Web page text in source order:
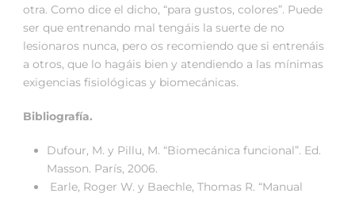
otra. Como dice el dicho, “para gustos, colores”. Puede
ser que entrenando mal tengáis la suerte de no
lesionaros nunca, pero os recomiendo que si entrenáis
a otros, que lo hagáis bien y atendiendo a las mínimas
exigencias fisiológicas y biomecánicas.
Bibliografía.
Dufour, M. y Pillu, M. “Biomecánica funcional”. Ed.
Masson. París, 2006.
Earle, Roger W. y Baechle, Thomas R. “Manual